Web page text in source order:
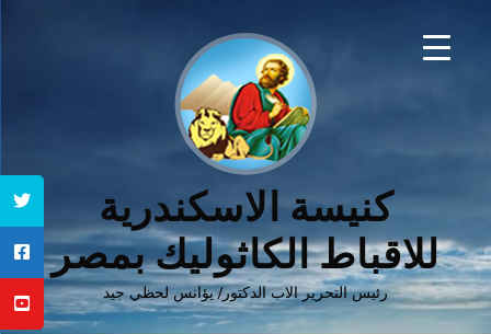
كنيسة الاسكندرية
للاقباط الكاثوليك بمصر
رئيس التحرير الاب الدكتور/ يؤانس لحظي جيد